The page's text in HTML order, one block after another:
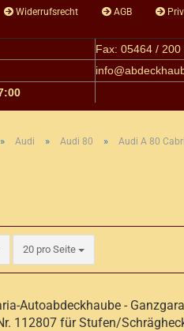
Widerrufsrecht AGB
Fax: 05464 / 200
info@
» Audi » Audi 80 » Audi A 80
20 pro Seite
pro Seite
Autoabdeckhaube -
112807 für Stufen/